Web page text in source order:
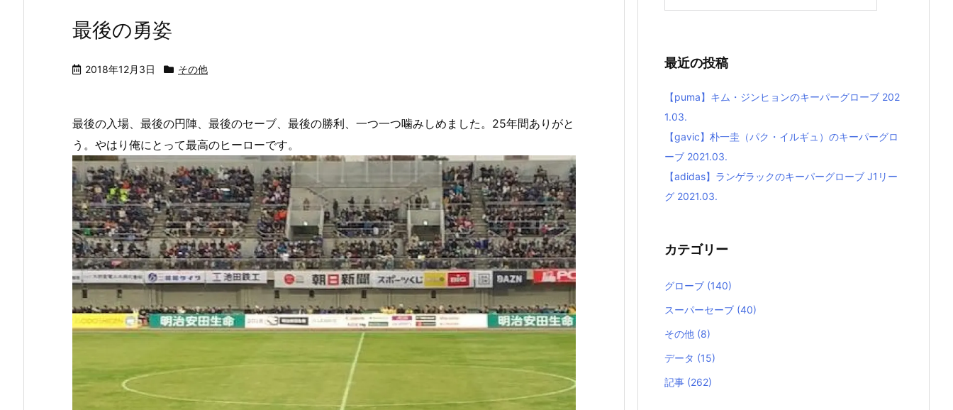
最後の勇姿
2018年12月3日 その他
最後の入場、最後の円陣、最後のセーブ、最後の勝利、一つ一つ噛みしめました。25年間ありがと
う。やはり俺にとって最高のヒーローです。
最近の投稿
【puma】キム・ジンヒョンのキーパーグローブ 202
1.03.
【gavic】朴一圭（パク・イルギュ）のキーパーグロ
ーブ 2021.03.
【adidas】ランゲラックのキーパーグローブ J1リー
グ 2021.03.
カテゴリー
グローブ (140)
スーパーセーブ (40)
その他 (8)
データ (15)
記事 (262)